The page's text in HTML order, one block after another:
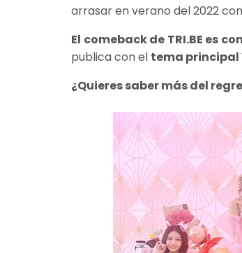
arrasar en verano del 2022 con
El comeback de TRI.BE es
publica con el tema principal
¿Quieres saber más del